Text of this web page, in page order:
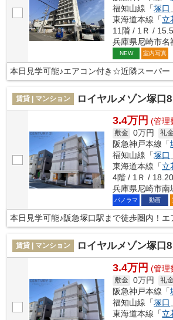
福知山線「塚口
東海道本線「立
11階 / 1Ｒ /
兵庫県尼崎市名
NEW 室内写真
本日見学可能♪エアコン付き☆近隣スーパー
賃貸 | マンション ロイヤルメゾン塚口8
3.4万円 (管理
敷金 0万円 礼
阪急神戸本線「
福知山線「塚口
東海道本線「立
4階 / 1Ｒ /
兵庫県尼崎市南
パノラマ 動画
本日見学可能♪阪急塚口駅まで徒歩圏内！エ
賃貸 | マンション ロイヤルメゾン塚口8
3.4万円 (管理
敷金 0万円 礼
阪急神戸本線「
福知山線「塚口
東海道本線「立